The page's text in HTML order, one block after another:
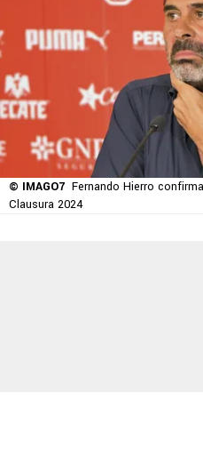
© IMAGO7 Fernando Hierro
Clausura 2024